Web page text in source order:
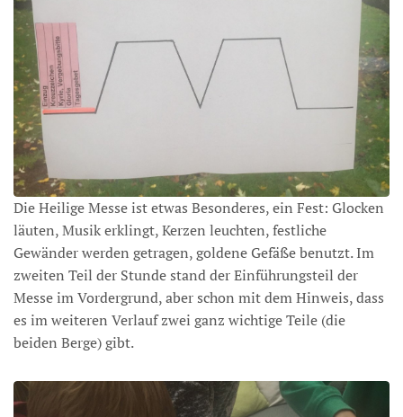
Die Heilige Messe ist etwas Besonderes, ein Fest: Glocken
läuten, Musik erklingt, Kerzen leuchten, festliche
Gewänder werden getragen, goldene Gefäße benutzt. Im
zweiten Teil der Stunde stand der Einführungsteil der
Messe im Vordergrund, aber schon mit dem Hinweis, dass
es im weiteren Verlauf zwei ganz wichtige Teile (die
beiden Berge) gibt.